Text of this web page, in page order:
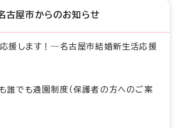
古屋市からのお知らせ
援します！―名古屋市結婚新生活応援
誰でも通園制度（保護者の方へのご案